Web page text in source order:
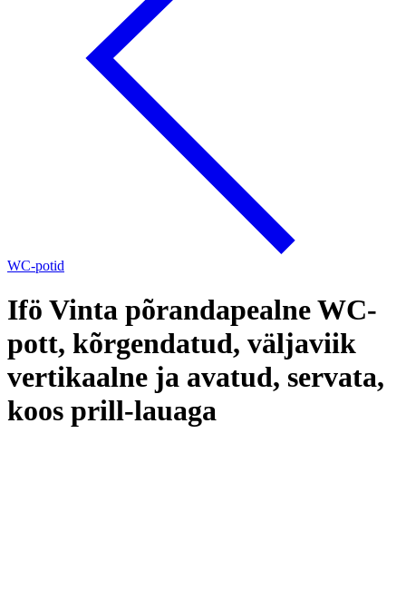
WC-potid
Ifö Vinta põrandapealne WC-
pott, kõrgendatud, väljaviik
vertikaalne ja avatud, servata,
koos prill-lauaga